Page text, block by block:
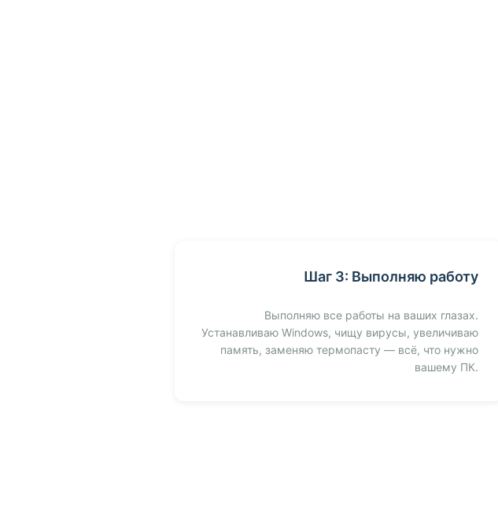
Шаг 3: Выполняю работу
Выполняю все работы на ваших глазах.
Устанавливаю Windows, чищу вирусы, увеличиваю
память, заменяю термопасту — всё, что нужно
вашему ПК.